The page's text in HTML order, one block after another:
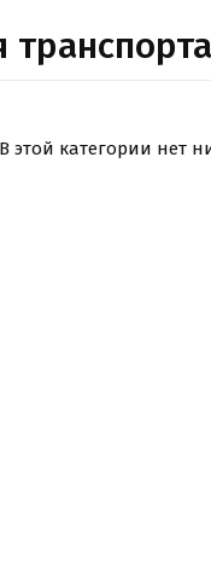
транспорта
В этой категории нет